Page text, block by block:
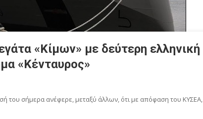
«Κίμων» με δεύτερη ελληνική
«Κένταυρος»
του σήμερα ανέφερε, μεταξύ άλλων, ότι με απόφαση του ΚΥΣΕΑ,